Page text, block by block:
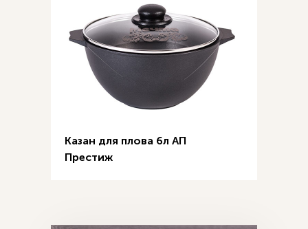
Казан для плова 6л АП
Престиж